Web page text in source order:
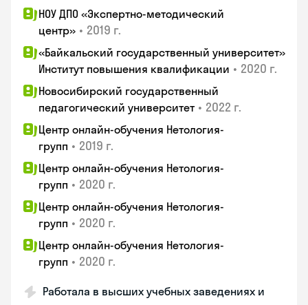
НОУ ДПО «Экспертно-методический
центр» • 2019 г.
«Байкальский государственный университет»
Институт повышения квалификации • 2020 г.
Новосибирский государственный
педагогический университет • 2022 г.
Центр онлайн-обучения Нетология-
групп • 2019 г.
Центр онлайн-обучения Нетология-
групп • 2020 г.
Центр онлайн-обучения Нетология-
групп • 2020 г.
Центр онлайн-обучения Нетология-
групп • 2020 г.
Работала в высших учебных заведениях и